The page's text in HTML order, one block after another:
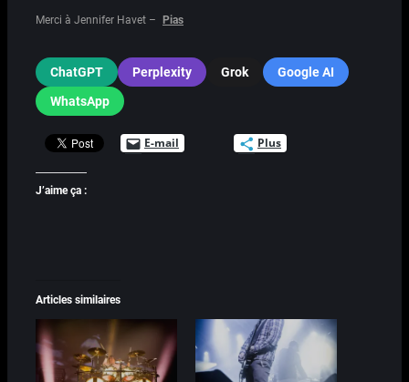
Merci à Jennifer Havet – Pias
ChatGPT Perplexity Grok
Google AI
WhatsApp
E-mail Plus
J’aime ça :
Articles similaires